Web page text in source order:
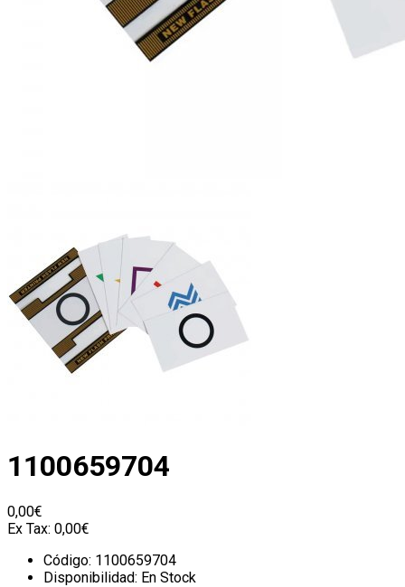
1100659704
0,00€
Ex Tax: 0,00€
Código: 1100659704
Disponibilidad: En Stock